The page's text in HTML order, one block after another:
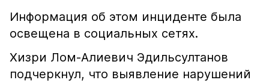
Информация об этом инциденте была
освещена в социальных сетях.
Хизри Лом-Алиевич Эдильсултанов
подчеркнул, что выявление нарушений